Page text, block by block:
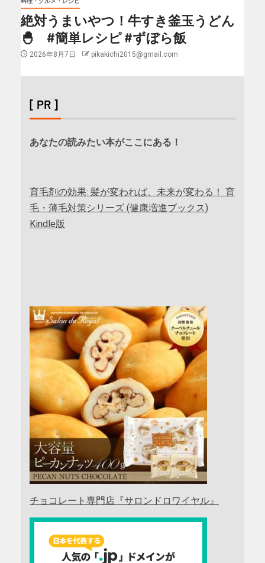
絶対うまいやつ！牛すき釜玉うどん
🐣 #簡単レシピ #ずぼら飯
2026年8月7日 pikakichi2015@gmail.com
[ PR ]
あなたの読みたい本がここにある！
育毛剤の効果: 髪が変われば、未来が変わる！ 育
毛・薄毛対策シリーズ (健康増進ブックス)
Kindle版
チョコレート専門店『サロンドロワイヤル』